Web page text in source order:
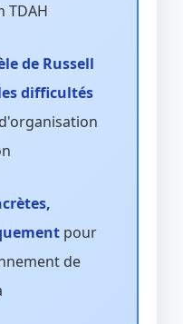
TDAH
de Russell
difficultés
pour
de